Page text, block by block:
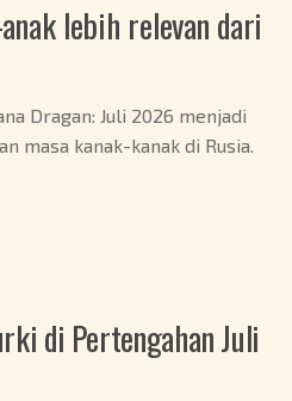
lebih relevan dari
Dragan: Juli 2026 menjadi
masa kanak-kanak di Rusia.
di Pertengahan Juli